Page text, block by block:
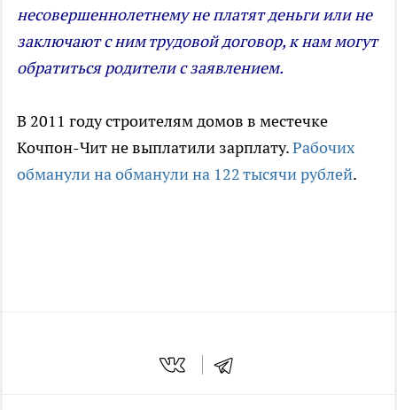
несовершеннолетнему не платят деньги или не
заключают с ним трудовой договор, к нам могут
обратиться родители с заявлением.
В 2011 году строителям домов в местечке
Кочпон-Чит не выплатили зарплату.Рабочих
обманули на обманули на 122 тысячи рублей.